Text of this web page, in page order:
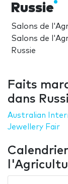
Russie
Salons de
Salons de
Russie
Faits
dans
Australian
Jewellery Fair